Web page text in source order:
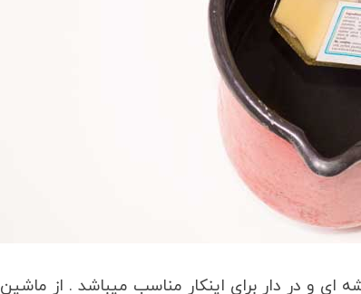
و در دار برای اینکار مناسب میباشد . از ماشین